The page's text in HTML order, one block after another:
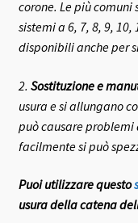
corone. Le più
sistemi a 6, 7, 8, 9, 10,
disponibili anche per
2. Sostituzione e
usura e si allungano
può causare
facilmente si può
Puoi utilizzare questo
usura della catena